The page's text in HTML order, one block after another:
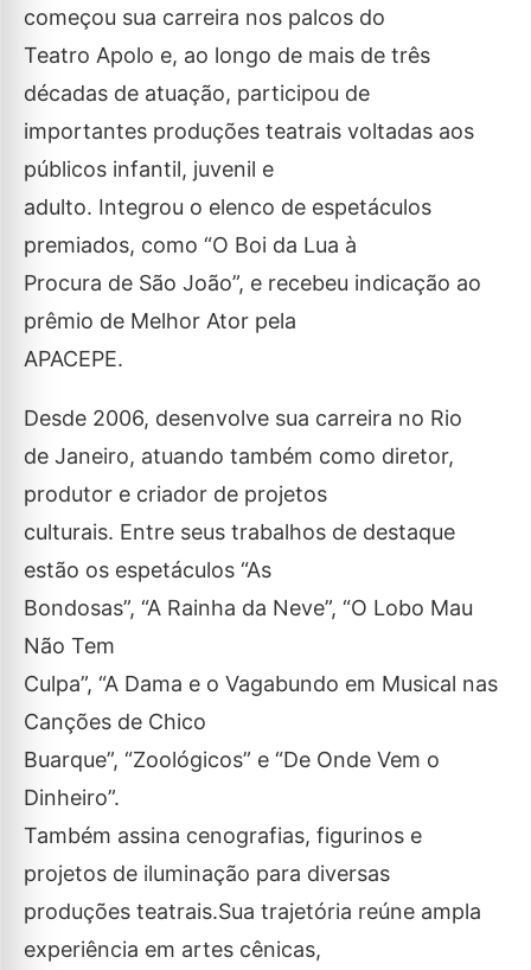
começou sua carreira nos palcos do
Teatro Apolo e, ao longo de mais de três
décadas de atuação, participou de
importantes produções teatrais voltadas aos
públicos infantil, juvenil e
adulto. Integrou o elenco de espetáculos
premiados, como “O Boi da Lua à
Procura de São João”, e recebeu indicação ao
prêmio de Melhor Ator pela
APACEPE.
Desde 2006, desenvolve sua carreira no Rio
de Janeiro, atuando também como diretor,
produtor e criador de projetos
culturais. Entre seus trabalhos de destaque
estão os espetáculos “As
Bondosas”, “A Rainha da Neve”, “O Lobo Mau
Não Tem
Culpa”, “A Dama e o Vagabundo em Musical nas
Canções de Chico
Buarque”, “Zoológicos” e “De Onde Vem o
Dinheiro”.
Também assina cenografias, figurinos e
projetos de iluminação para diversas
produções teatrais.Sua trajetória reúne ampla
experiência em artes cênicas,